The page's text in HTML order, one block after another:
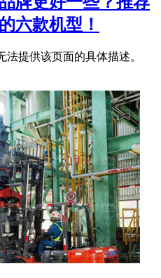
六款机型！
提供该页面的具体描述。